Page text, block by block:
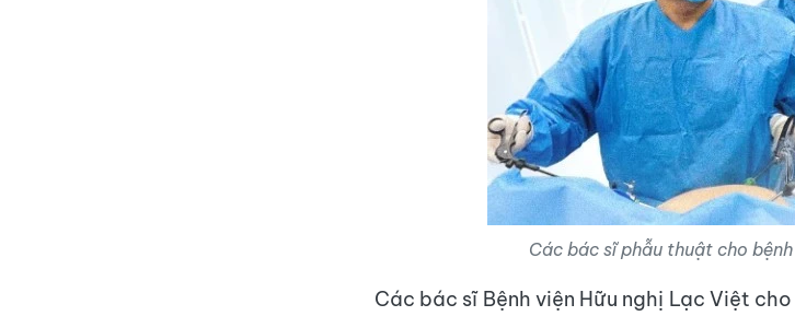
Các bác sĩ phẫu thuật cho
Các bác sĩ Bệnh viện Hữu nghị Lạc Việt